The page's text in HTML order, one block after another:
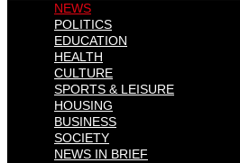
NEWS
POLITICS
EDUCATION
HEALTH
CULTURE
SPORTS & LEISURE
HOUSING
BUSINESS
SOCIETY
NEWS IN BRIEF